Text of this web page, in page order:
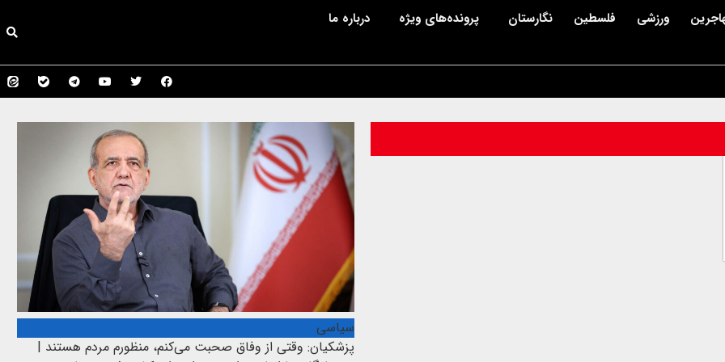
ورزشی فلسطین نگارستان پرونده‌های ویژه درباره ما
سیاسی
پزشکیان: وقتی از وفاق صحبت می‌کنم، منظورم مردم هستند |